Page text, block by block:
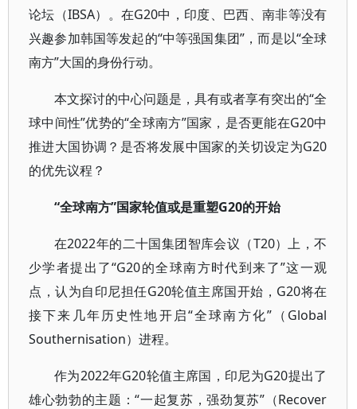
论坛（IBSA）。在G20中，印度、巴西、南非等没有
兴趣参加韩国等发起的“中等强国集团”，而是以“全球
南方”大国的身份行动。
本文探讨的中心问题是，具有或者享有突出的“全
球中间性”优势的“全球南方”国家，是否更能在G20中
推进大国协调？是否将发展中国家的关切设定为G20
的优先议程？
“全球南方”国家轮值或是重塑G20的开始
在2022年的二十国集团智库会议（T20）上，不
少学者提出了“G20的全球南方时代到来了”这一观
点，认为自印尼担任G20轮值主席国开始，G20将在
接下来几年历史性地开启“全球南方化”（Global
Southernisation）进程。
作为2022年G20轮值主席国，印尼为G20提出了
雄心勃勃的主题：“一起复苏，强劲复苏”（Recover